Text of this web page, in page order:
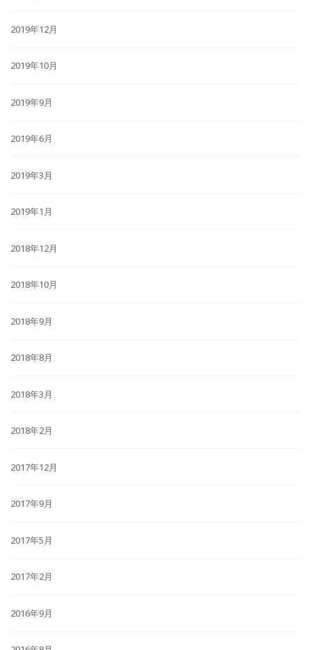
2019年12月
2019年10月
2019年9月
2019年6月
2019年3月
2019年1月
2018年12月
2018年10月
2018年9月
2018年8月
2018年3月
2018年2月
2017年12月
2017年9月
2017年5月
2017年2月
2016年9月